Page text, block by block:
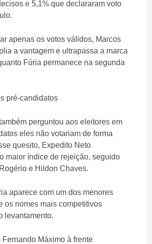
e 5,1% que declararam voto
apenas os votos válidos, Marcos
a vantagem e ultrapassa a marca
Fúria permanece na segunda
pré-candidatos
perguntou aos eleitores em
eles não votariam de forma
quesito, Expedito Neto
maior índice de rejeição, seguido
e Hildon Chaves.
aparece com um dos menores
os nomes mais competitivos
levantamento.
Fernando Máximo à frente